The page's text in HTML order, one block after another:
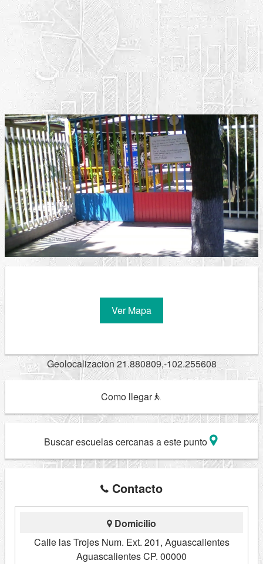
Ver Mapa
Geolocalizacion 21.880809,-102.255608
Como llegar
Buscar escuelas cercanas a este punto
Contacto
Domicilio
Calle las Trojes Num. Ext. 201, Aguascalientes
Aguascalientes CP. 00000